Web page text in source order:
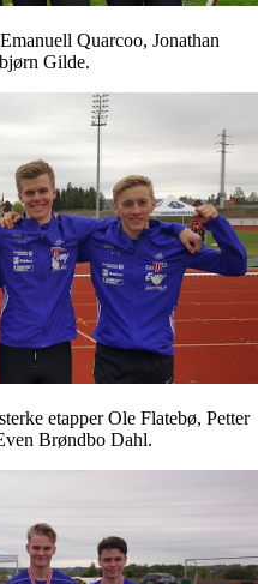
Quarcoo, Jonathan
Gilde.
etapper Ole Flatebø, Petter
Brøndbo Dahl.